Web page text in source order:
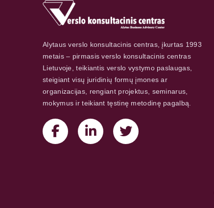
Alytaus verslo konsultacinis centras, įkurtas 1993
metais – pirmasis verslo konsultacinis centras
Lietuvoje, teikiantis verslo vystymo paslaugas,
steigiant visų juridinių formų įmones ar
organizacijas, rengiant projektus, seminarus,
mokymus ir teikiant tęstinę metodinę pagalbą.